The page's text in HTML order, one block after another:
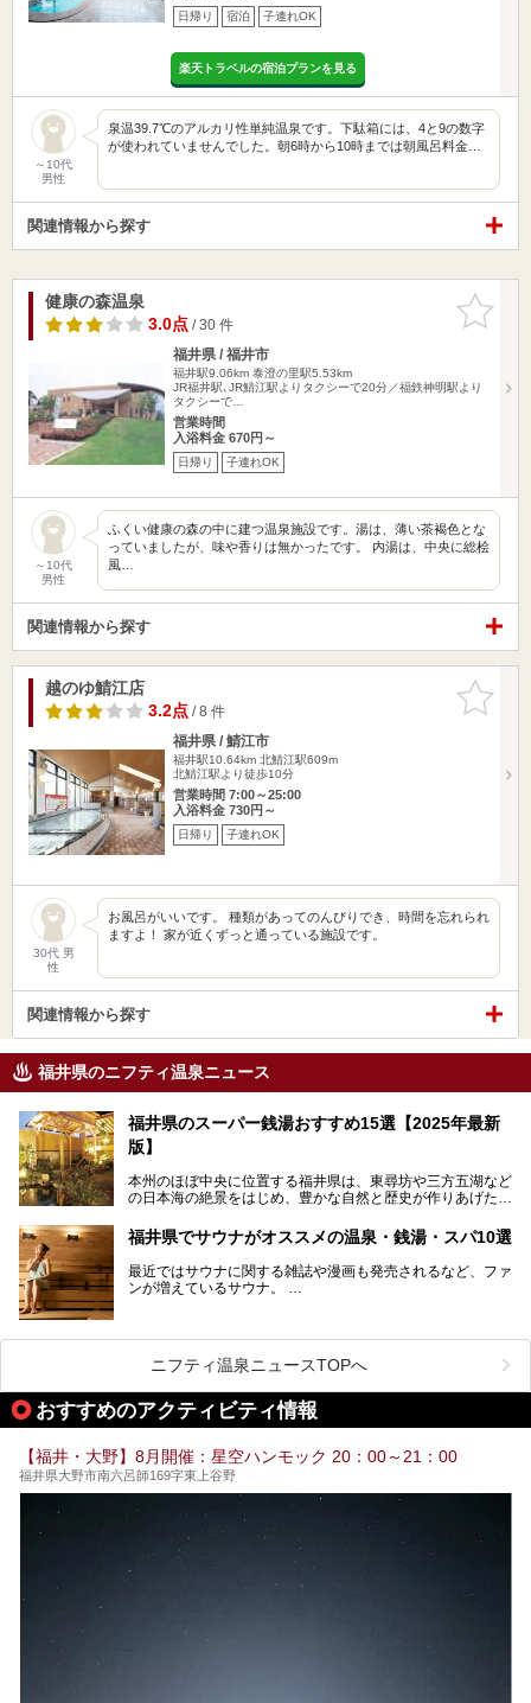
日帰り 宿泊 子連れOK
楽天トラベルの宿泊プランを見る
～10代
男性
泉温39.7℃のアルカリ性単純温泉です。下駄箱には、4と9の数字
が使われていませんでした。朝6時から10時までは朝風呂料金…
関連情報から探す
お気に入
りに追加
健康の森温泉
3.0点/ 30 件
福井県 / 福井市
福井駅9.06km 泰澄の里駅5.53km
JR福井駅､JR鯖江駅よりタクシーで20分／福鉄神明駅より
タクシーで…
営業時間
入浴料金 670円～
日帰り 子連れOK
～10代
男性
ふくい健康の森の中に建つ温泉施設です。湯は、薄い茶褐色とな
っていましたが、味や香りは無かったです。 内湯は、中央に総桧
風…
関連情報から探す
お気に入
りに追加
越のゆ鯖江店
3.2点/ 8 件
福井県 / 鯖江市
福井駅10.64km 北鯖江駅609m
北鯖江駅より徒歩10分
営業時間 7:00～25:00
入浴料金 730円～
日帰り 子連れOK
30代 男
性
お風呂がいいです。 種類があってのんびりでき、時間を忘れられ
ますよ！ 家が近くずっと通っている施設です。
関連情報から探す
福井県のニフティ温泉ニュース
福井県のスーパー銭湯おすすめ15選【2025年最新
版】
本州のほぼ中央に位置する福井県は、東尋坊や三方五湖など
の日本海の絶景をはじめ、豊かな自然と歴史が作りあげた見
る海産物、越前そば、ソースかつ丼などのグルメも人気で
す。
2024年春の北陸新幹線の延伸により、関西地方のみならず
首都圏からもアクセスしやすくなりました。今回は、そんな
福井県でおすすめのスーパー銭湯をご紹介します。
福井県でサウナがオススメの温泉・銭湯・スパ10選
最近ではサウナに関する雑誌や漫画も発売されるなど、ファ
ンが増えているサウナ。
チームサウナ、塩サウナなどが存在し、施設によって様々な
こだわりを持つ施設も増えています。
ススメ温泉・銭湯・スパを10件まとめてご紹介します。
ニフティ温泉ニュースTOPへ
おすすめのアクティビティ情報
【福井・大野】8月開催：星空ハンモック 20：00～21：00
福井県大野市南六呂師169字東上谷野